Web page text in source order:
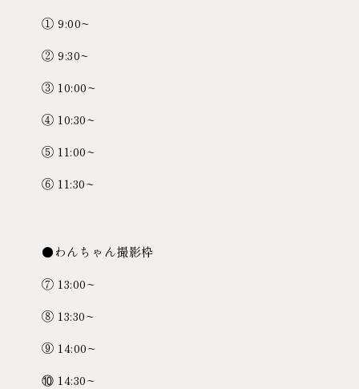
① 9:00~
② 9:30~
③ 10:00~
④ 10:30~
⑤ 11:00~
⑥ 11:30~
●わんちゃん撮影枠
⑦ 13:00~
⑧ 13:30~
⑨ 14:00~
⑩ 14:30~